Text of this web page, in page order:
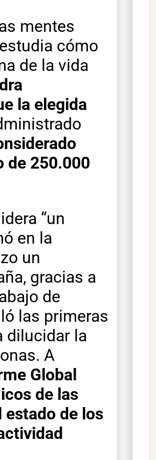
mentes
cómo
de la vida
la elegida
de 250.000
“un
en la
un
gracias a
de
las primeras
dilucidar la
A
Global
de las
estado de los